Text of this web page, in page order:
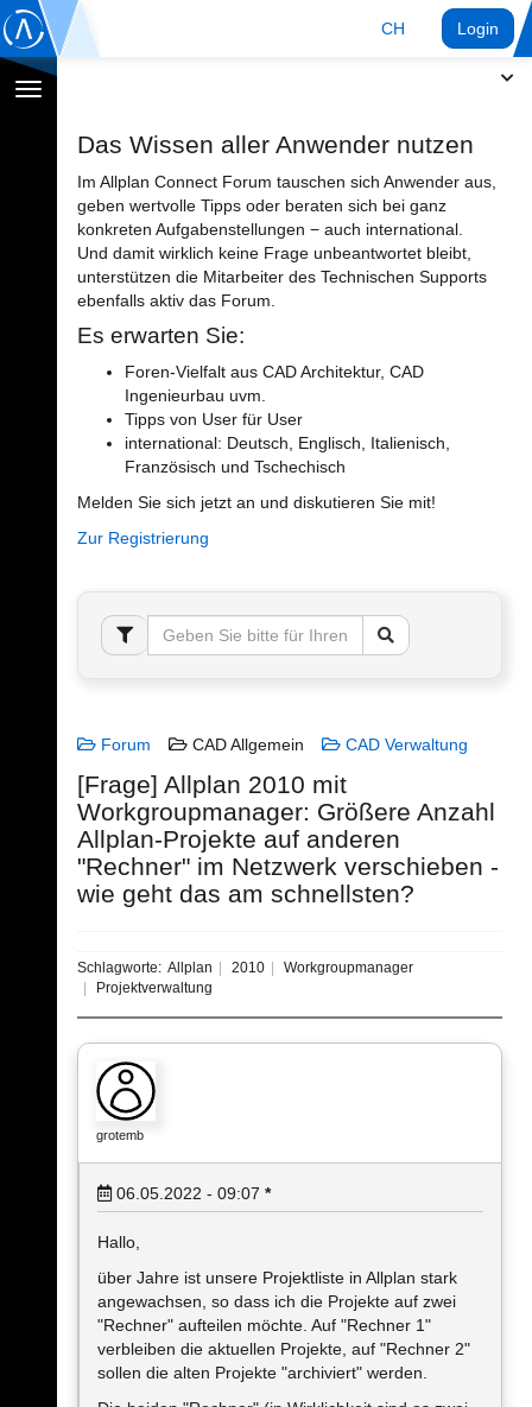
CH Login
Navigation
Das Wissen aller Anwender nutzen
Im Allplan Connect Forum tauschen sich Anwender aus,
geben wertvolle Tipps oder beraten sich bei ganz
konkreten Aufgabenstellungen − auch international.
Und damit wirklich keine Frage unbeantwortet bleibt,
unterstützen die Mitarbeiter des Technischen Supports
ebenfalls aktiv das Forum.
Es erwarten Sie:
Foren-Vielfalt aus CAD Architektur, CAD
Ingenieurbau uvm.
Tipps von User für User
international: Deutsch, Englisch, Italienisch,
Französisch und Tschechisch
Melden Sie sich jetzt an und diskutieren Sie mit!
Zur Registrierung
Forum CAD Allgemein CAD Verwaltung
[Frage] Allplan 2010 mit
Workgroupmanager: Größere Anzahl
Allplan-Projekte auf anderen
"Rechner" im Netzwerk verschieben -
wie geht das am schnellsten?
Schlagworte: Allplan 2010
Workgroupmanager
Projektverwaltung
grotemb
06.05.2022 - 09:07 *
Hallo,
über Jahre ist unsere Projektliste in Allplan stark
angewachsen, so dass ich die Projekte auf zwei
"Rechner" aufteilen möchte. Auf "Rechner 1"
verbleiben die aktuellen Projekte, auf "Rechner 2"
sollen die alten Projekte "archiviert" werden.